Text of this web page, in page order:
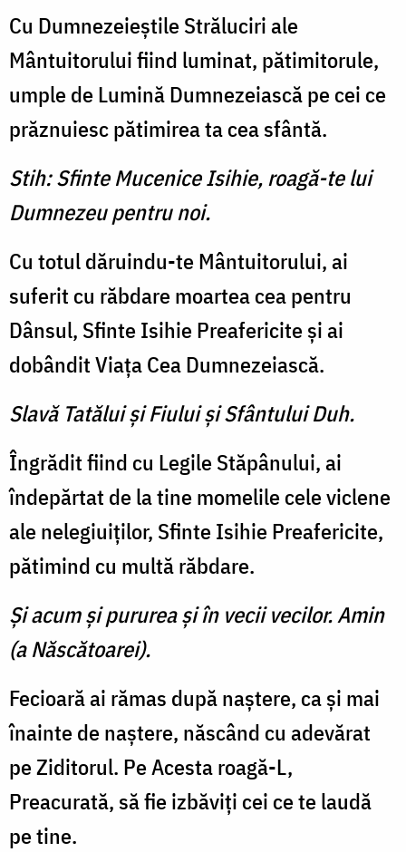
Cu Dumnezeieştile Străluciri ale
Mântuitorului fiind luminat, pătimitorule,
umple de Lumină Dumnezeiască pe cei ce
prăznuiesc pătimirea ta cea sfântă.
Stih: Sfinte Mucenice Isihie, roagă-te lui
Dumnezeu pentru noi.
Cu totul dăruindu-te Mân­tuitorului, ai
suferit cu răbdare moartea cea pentru
Dânsul, Sfinte Isihie Preafericite şi ai
dobân­dit Viaţa Cea Dumnezeiască.
Slavă Tatălui şi Fiului şi Sfântului Duh.
Îngrădit fiind cu Legile Stă­pânului, ai
îndepărtat de la tine momelile cele viclene
ale nele­giuiţilor, Sfinte Isihie Preafericite,
pă­timind cu multă răbdare.
Şi acum şi pururea şi în vecii vecilor. Amin
(a Născătoarei).
Fecioară ai rămas după naş­tere, ca şi mai
înainte de naş­tere, născând cu adevărat
pe Ziditorul. Pe Acesta roagă-L,
Preacurată, să fie izbăviţi cei ce te laudă
pe tine.